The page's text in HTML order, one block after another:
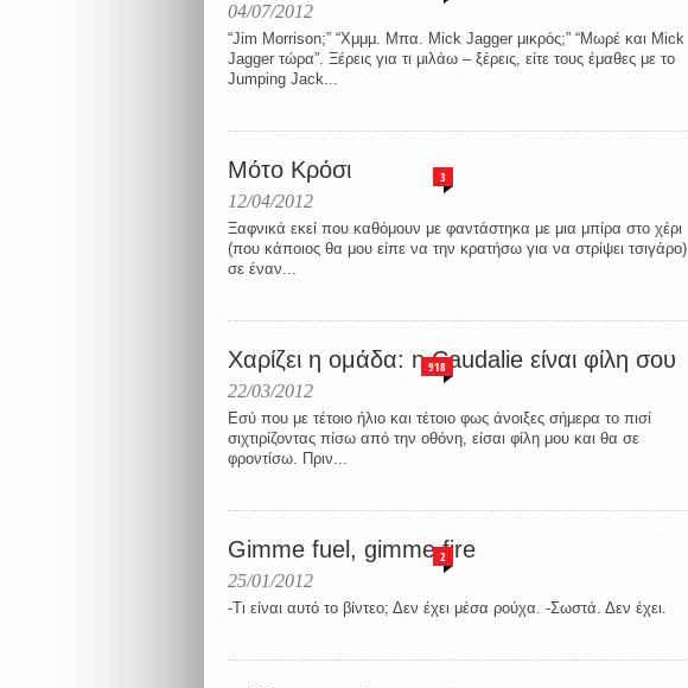
04/07/2012
“Jim Morrison;” “Χμμμ. Μπα. Mick Jagger μικρός;” “Μωρέ και Mick
Jagger τώρα”. Ξέρεις για τι μιλάω – ξέρεις, είτε τους έμαθες με το
Jumping Jack...
3
Μότο Κρόσι
12/04/2012
Ξαφνικά εκεί που καθόμουν με φαντάστηκα με μια μπίρα στο χέρι
(που κάποιος θα μου είπε να την κρατήσω για να στρίψει τσιγάρο)
σε έναν...
918
Χαρίζει η ομάδα: η Caudalie είναι φίλη σου
22/03/2012
Εσύ που με τέτοιο ήλιο και τέτοιο φως άνοιξες σήμερα το πισί
σιχτιρίζοντας πίσω από την οθόνη, είσαι φίλη μου και θα σε
φροντίσω. Πριν...
2
Gimme fuel, gimme fire
25/01/2012
-Τι είναι αυτό το βίντεο; Δεν έχει μέσα ρούχα. -Σωστά. Δεν έχει.